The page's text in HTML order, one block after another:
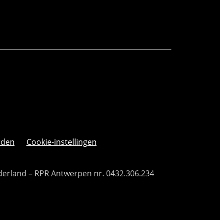
Cookie-instellingen
– RPR Antwerpen nr. 0432.306.234